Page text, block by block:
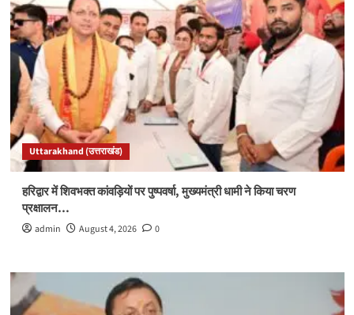
Uttarakhand (उत्तराखंड)
हरिद्वार में शिवभक्त कांवड़ियों पर पुष्पवर्षा, मुख्यमंत्री धामी ने किया चरण
प्रक्षालन…
admin August 4, 2026 0